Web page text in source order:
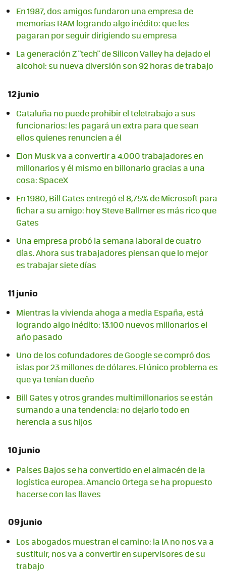
En 1987, dos amigos fundaron una empresa de
memorias RAM logrando algo inédito: que les
pagaran por seguir dirigiendo su empresa
La generación Z "tech" de Silicon Valley ha dejado el
alcohol: su nueva diversión son 92 horas de trabajo
12 junio
Cataluña no puede prohibir el teletrabajo a sus
funcionarios: les pagará un extra para que sean
ellos quienes renuncien a él
Elon Musk va a convertir a 4.000 trabajadores en
millonarios y él mismo en billonario gracias a una
cosa: SpaceX
En 1980, Bill Gates entregó el 8,75% de Microsoft para
fichar a su amigo: hoy Steve Ballmer es más rico que
Gates
Una empresa probó la semana laboral de cuatro
días. Ahora sus trabajadores piensan que lo mejor
es trabajar siete días
11 junio
Mientras la vivienda ahoga a media España, está
logrando algo inédito: 13.100 nuevos millonarios el
año pasado
Uno de los cofundadores de Google se compró dos
islas por 23 millones de dólares. El único problema es
que ya tenían dueño
Bill Gates y otros grandes multimillonarios se están
sumando a una tendencia: no dejarlo todo en
herencia a sus hijos
10 junio
Países Bajos se ha convertido en el almacén de la
logística europea. Amancio Ortega se ha propuesto
hacerse con las llaves
09 junio
Los abogados muestran el camino: la IA no nos va a
sustituir, nos va a convertir en supervisores de su
trabajo